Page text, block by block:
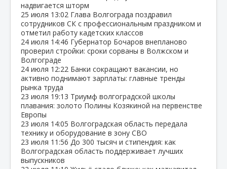
надвигается шторм
25 июля 13:02 Глава Волгограда поздравил
сотрудников СК с профессиональным праздником и
отметил работу кадетских классов
24 июля 14:46 Губернатор Бочаров внепланово
проверил стройки: сроки сорваны в Волжском и
Волгограде
24 июля 12:22 Банки сокращают вакансии, но
активно поднимают зарплаты: главные тренды
рынка труда
23 июля 19:13 Триумф волгоградской школы
плавания: золото Полины Козякиной на первенстве
Европы
23 июля 14:05 Волгоградская область передала
технику и оборудование в зону СВО
23 июля 11:56 До 300 тысяч и стипендия: как
Волгоградская область поддерживает лучших
выпускников